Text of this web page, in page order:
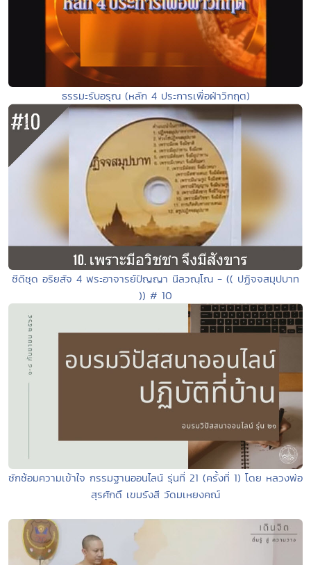
ธรรมะรับอรุณ (หลัก 4 ประการเพื่อฝ่าวิกฤต)
ซีดีชุด อริยสัจ 4 พระอาจารย์ปัญญา นีลวณฺโณ - (( ปฏิจจสมุปบาท
)) # 10
ซักซ้อมความเข้าใจ กรรมฐานออนไลน์ รุ่นที่ 21 (ครั้งที่ 1) โดย หลวงพ่อ
สุรศักดิ์ เขมรังสี วัดมเหยงคณ์